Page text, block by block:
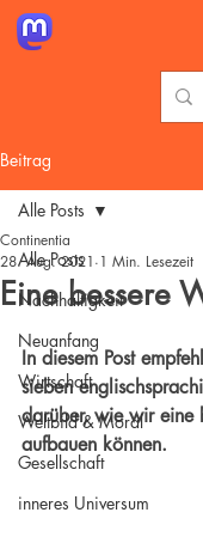
Beitrag
Alle Posts
Nachhaltigkeit
Neuanfang
Wirtschaft
Weltbild & Moral
Gesellschaft
inneres Universum
Alle Posts
Eine bessere
Continentia
28. Aug. 2021 1 Min. Lesezeit
In diesem Post
sieben
darüber, wie wir eine
aufbauen können.